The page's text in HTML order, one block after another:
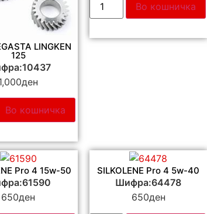
LINGKEN
125
ден
Во кошничка
Во кошничка
Pro 4 15w-50
650ден
SILKOLENE Pro 4 5w-40
Шифра:64478
650ден